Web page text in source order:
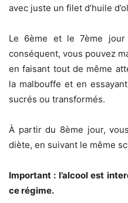
avec juste un filet d’huile
Le 6ème et le 7ème
conséquent, vous pouvez
en faisant tout de même
la malbouffe et en
sucrés ou transformés.
À partir du 8ème jour,
diète, en suivant le même
Important : l’alcool est
ce régime.